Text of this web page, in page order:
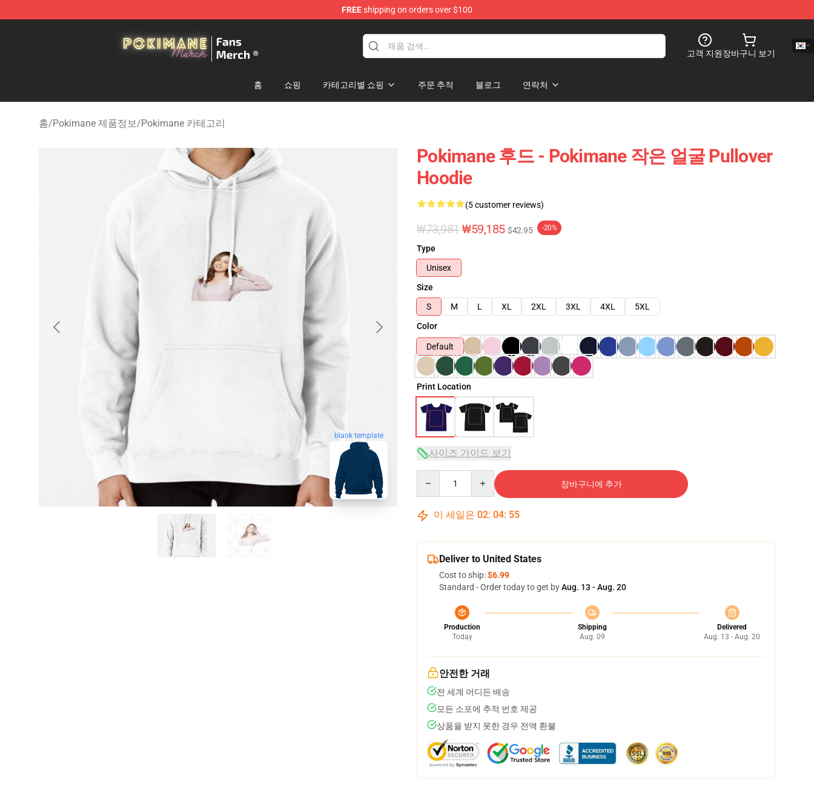
FREEshipping on orders over $100
고객 지원장바구니 보기
홈 쇼핑 카테고리별 쇼핑 주문 추적 블로그 연락처
홈/Pokimane 제품정보/Pokimane 카테고리
blank template
Pokimane 후드 - Pokimane 작은 얼굴 Pullover
Hoodie
(5 customer reviews)
₩73,981 ₩59,185 $42.95 -20%
Type
Unisex
Size
S
M L XL 2XL 3XL 4XL
5XL
Color
Default
Print Location
사이즈 가이드 보기
장바구니에 추가
이 세일은 02: 04: 54
Deliver to United States
Cost to ship:$6.99
Standard - Order today to get byAug. 13 - Aug. 20
Production
Today
Shipping
Aug. 09
Delivered
Aug. 13 - Aug. 20
안전한 거래
전 세계 어디든 배송
모든 소포에 추적 번호 제공
상품을 받지 못한 경우 전액 환불